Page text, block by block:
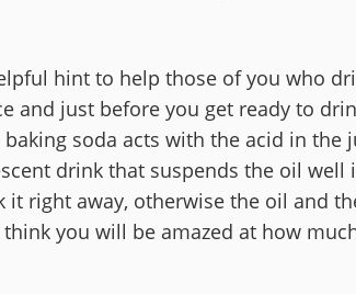
hint to help those of you who
and just before you get ready to
baking soda acts with the acid in the
drink that suspends the oil
it right away, otherwise the oil and
think you will be amazed at how